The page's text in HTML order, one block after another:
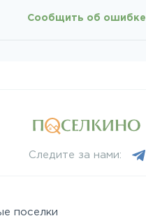
Сообщить об ошибке
Следите за нами:
поселки